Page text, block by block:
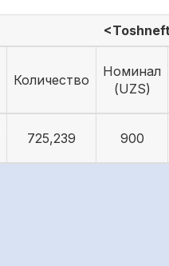
Количество
Номинал
(UZS)
725,239 900